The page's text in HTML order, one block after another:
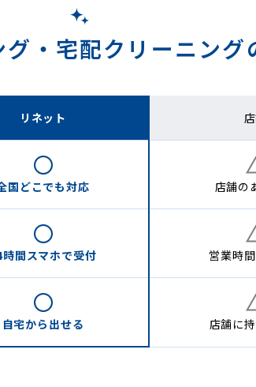
・ 宅配クリーニング
リネット
国どこでも対応 店舗の
間スマホで受付 営業時
自宅から 出せる 店舗に